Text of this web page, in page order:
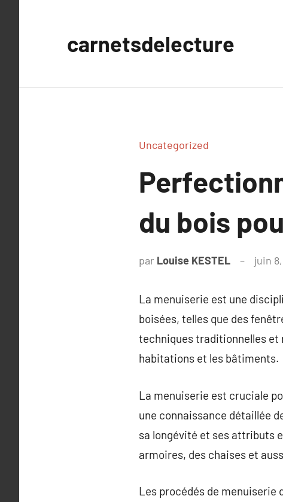
carnetsdelecture
Uncategorized
du bois
par Louise KESTEL juin
La menuiserie est une
boisées, telles que des
techniques traditionnelles et
habitations et les bâtiments.
La menuiserie est cruciale
une connaissance détaillée
sa longévité et ses attributs
armoires, des chaises et
Les procédés de menuiserie